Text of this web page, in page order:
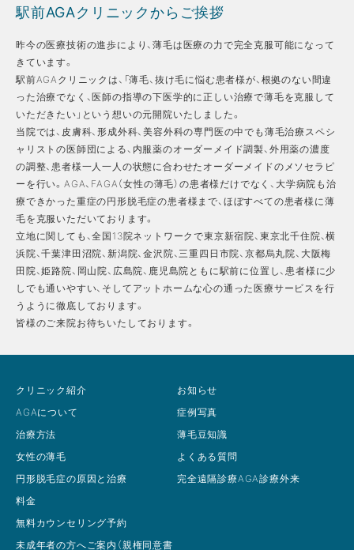
駅前AGAクリニックからご挨拶
昨今の医療技術の進歩により、薄毛は医療の力で完全克服可能になって
きています。
駅前AGAクリニックは、「薄毛、抜け毛に悩む患者様が、根拠のない間違
った治療でなく、医師の指導の下医学的に正しい治療で薄毛を克服して
いただきたい」という想いの元開院いたしました。
当院では、皮膚科、形成外科、美容外科の専門医の中でも薄毛治療スペシ
ャリストの医師団による、内服薬のオーダーメイド調製、外用薬の濃度
の調整、患者様一人一人の状態に合わせたオーダーメイドのメソセラピ
ーを行い。AGA、FAGA（女性の薄毛）の患者様だけでなく、大学病院も治
療できかった重症の円形脱毛症の患者様まで、ほぼすべての患者様に薄
毛を克服いただいております。
立地に関しても、全国13院ネットワークで東京新宿院、東京北千住院、横
浜院、千葉津田沼院、新潟院、金沢院、三重四日市院、京都烏丸院、大阪梅
田院、姫路院、岡山院、広島院、鹿児島院ともに駅前に位置し、患者様に少
しでも通いやすい、そしてアットホームな心の通った医療サービスを行
うように徹底しております。
皆様のご来院お待ちいたしております。
クリニック紹介
AGAについて
治療方法
女性の薄毛
円形脱毛症の原因と治療
料金
お知らせ
症例写真
薄毛豆知識
よくある質問
完全遠隔診療AGA診療外来
無料カウンセリング予約
未成年者の方へご案内（親権同意書